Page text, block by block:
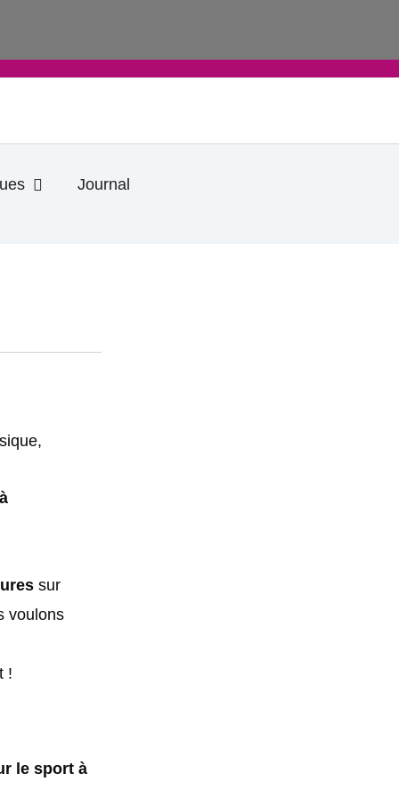
Ouvrir Informations pratiques
Journal
sur
voulons
!
le sport à